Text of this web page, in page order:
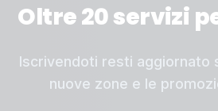
Oltre 20 servizi
Iscrivendoti resti aggiornato
nuove zone e le